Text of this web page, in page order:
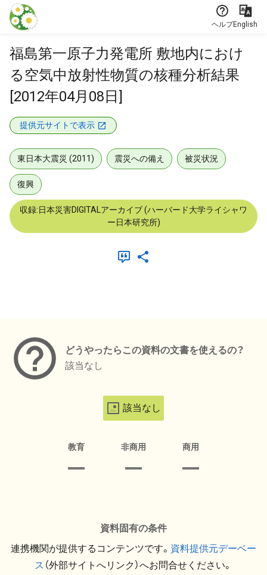
本文に飛ぶ
ヘルプEnglish
福島第一原子力発電所 敷地内におけ
る空気中放射性物質の核種分析結果
[2012年04月08日]
提供元サイトで表示
東日本大震災 (2011) 震災への備え 被災状況
復興
収録:日本災害DIGITALアーカイブ (ハーバード大学ライシャワ
ー日本研究所)
どうやったらこの資料の文書を使えるの？
該当なし
該当なし
教育 非商用 商用
資料固有の条件
連携機関が提供するコンテンツです。 資料提供元デーベー
ス （外部サイトへリンク）へお問合せください。